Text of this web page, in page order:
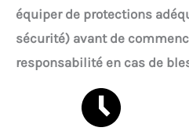
équiper de protections
sécurité) avant de
responsabilité en cas de